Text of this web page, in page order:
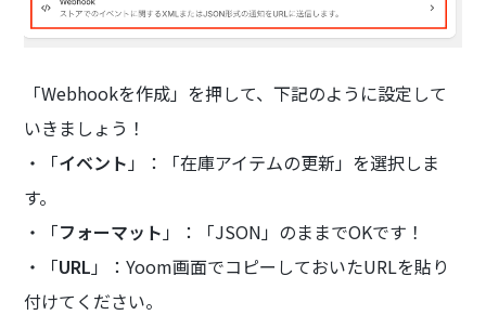
「Webhookを作成」を押して、下記のように設定して
いきましょう！
・「イベント 」：「在庫アイテムの更新」を選択しま
す。
・「フォーマット 」：「JSON」のままでOKです！
・「URL 」：Yoom画面でコピーしておいたURLを貼り
付けてください。